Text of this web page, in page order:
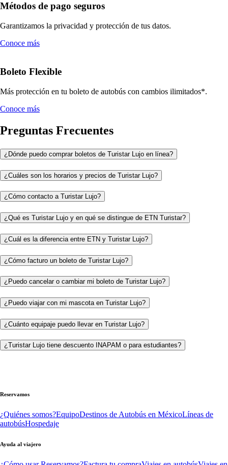
Métodos de pago seguros
Garantizamos la privacidad y protección de tus datos.
Conoce más
Boleto Flexible
Más protección en tu boleto de autobús con cambios ilimitados*.
Conoce más
Preguntas Frecuentes
¿Dónde puedo comprar boletos de Turistar Lujo en línea?
¿Cuáles son los horarios y precios de Turistar Lujo?
¿Cómo contacto a Turistar Lujo?
¿Qué es Turistar Lujo y en qué se distingue de ETN Turistar?
¿Cuál es la diferencia entre ETN y Turistar Lujo?
¿Cómo facturo un boleto de Turistar Lujo?
¿Puedo cancelar o cambiar mi boleto de Turistar Lujo?
¿Puedo viajar con mi mascota en Turistar Lujo?
¿Cuánto equipaje puedo llevar en Turistar Lujo?
¿Turistar Lujo tiene descuento INAPAM o para estudiantes?
Reservamos
¿Quiénes somos?EquipoDestinos de Autobús en MéxicoLíneas de
autobúsHospedaje
Ayuda al viajero